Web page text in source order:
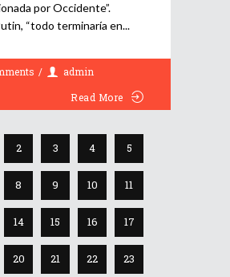
por Occidente”.
“todo terminaría en
admin
Read More
2 3 4 5
8 9 10 11
14 15 16 17
20 21 22 23